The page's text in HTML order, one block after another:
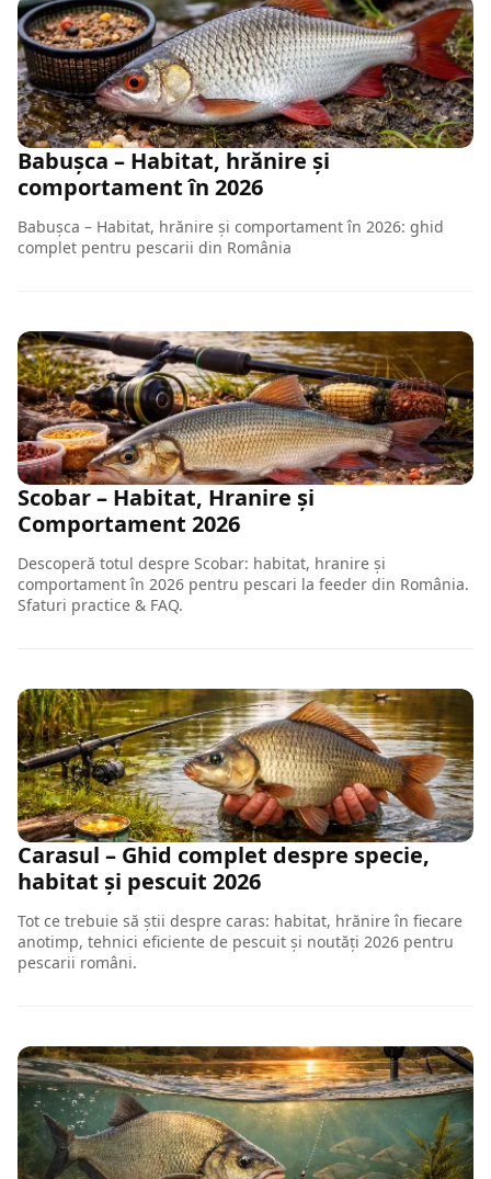
Babușca – Habitat, hrănire și
comportament în 2026
Babușca – Habitat, hrănire și comportament în 2026: ghid
complet pentru pescarii din România
Scobar – Habitat, Hranire și
Comportament 2026
Descoperă totul despre Scobar: habitat, hranire și
comportament în 2026 pentru pescari la feeder din România.
Sfaturi practice & FAQ.
Carasul – Ghid complet despre specie,
habitat și pescuit 2026
Tot ce trebuie să știi despre caras: habitat, hrănire în fiecare
anotimp, tehnici eficiente de pescuit și noutăți 2026 pentru
pescarii români.